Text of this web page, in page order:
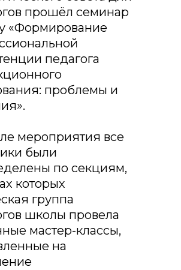
прошёл семинар
«Формирование
педагога
проблемы и
мероприятия все
были
по секциям,
которых
группа
школы провела
мастер-классы,
на